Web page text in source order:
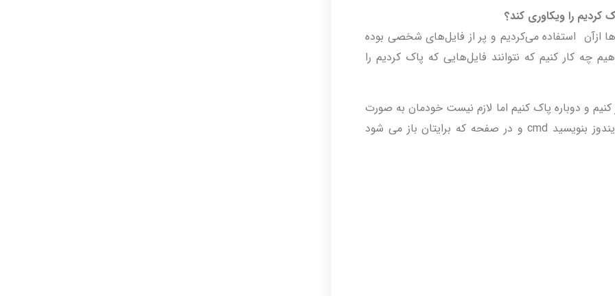
کردیم را ویکاوری کند؟
ازآن استفاده می‌کردیم و پر از فایل‌های شخصی بوده
چه کار کنیم که نتوانند فایل‌هایی که پاک کردیم را
کنیم و دوباره پاک کنیم اما لازم نیست خودمان به صورت
دستی این کار را بکنیم کافی است در سرچ ویندوز بنویسید cmd و در صفحه که برایتان باز می شود